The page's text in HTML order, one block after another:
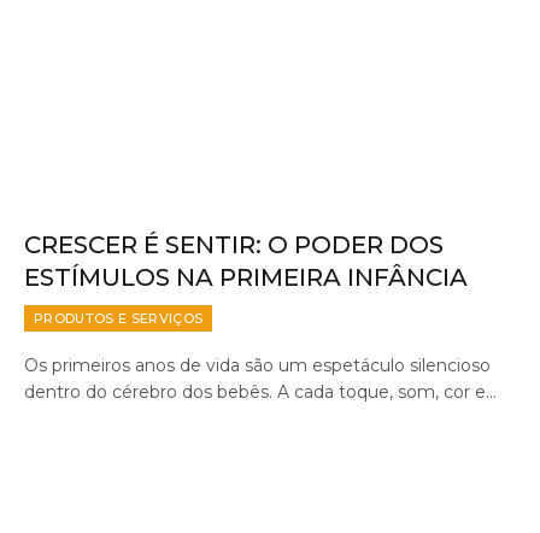
CRESCER É SENTIR: O PODER DOS
ESTÍMULOS NA PRIMEIRA INFÂNCIA
PRODUTOS E SERVIÇOS
Os primeiros anos de vida são um espetáculo silencioso
dentro do cérebro dos bebês. A cada toque, som, cor e…